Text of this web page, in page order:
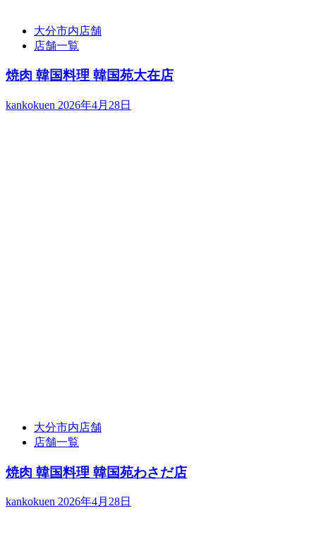
大分市内店舗
店舗一覧
焼肉 韓国料理 韓国苑大在店
kankokuen 2026年4月28日
大分市内店舗
店舗一覧
焼肉 韓国料理 韓国苑わさだ店
kankokuen 2026年4月28日